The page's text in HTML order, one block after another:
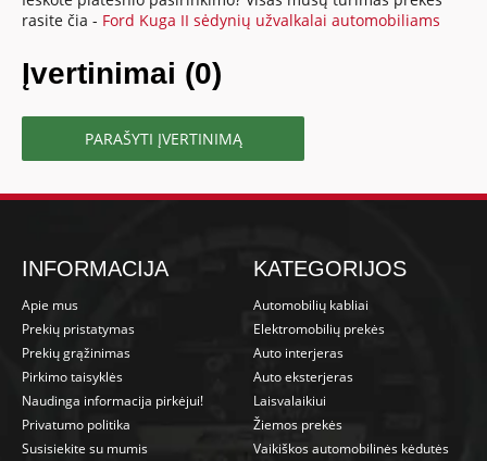
rasite čia - Ford Kuga II sėdynių užvalkalai automobiliams
Įvertinimai (0)
PARAŠYTI ĮVERTINIMĄ
INFORMACIJA
Apie mus
Prekių pristatymas
Prekių grąžinimas
Pirkimo taisyklės
Naudinga informacija pirkėjui!
Privatumo politika
Susisiekite su mumis
KATEGORIJOS
Automobilių kabliai
Elektromobilių prekės
Auto interjeras
Auto eksterjeras
Laisvalaikiui
Žiemos prekės
Vaikiškos automobilinės kėdutės